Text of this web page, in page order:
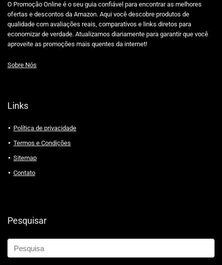
O Promoção Online é o seu guia confiável para encontrar as melhores
ofertas e descontos da Amazon. Aqui você descobre produtos de
qualidade com avaliações reais, comparativos e links diretos para
economizar de verdade. Atualizamos diariamente para garantir que você
aproveite as promoções mais quentes da internet!
Sobre Nós
Links
Política de privacidade
Termos e Condições
Sitemap
Contato
Pesquisar